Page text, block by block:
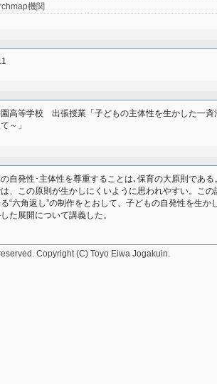
機関
高等学校　出張授業「子どもの主体性を生かした一斉
～」
自発性･主体性を尊重することは､保育の大原則であ
、この原則が生かしにくいように思われやすい。この
“六角返し”の制作をとおして、子どもの自発性を生か
た展開について講義した。